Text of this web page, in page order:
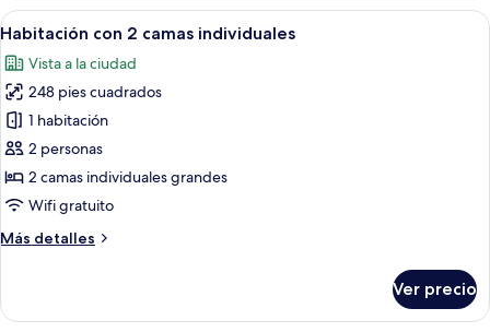
cama
size
Abrir
todas
las
fotos
de
Habitación
con
2
individuales
Una habitación de hotel con dos
6
Habitación con 2 camas individuales
Vista a la ciudad
248 pies cuadrados
1 habitación
2 personas
2 camas individuales grandes
Wifi gratuito
Más detalles
Más
con
Ver precio